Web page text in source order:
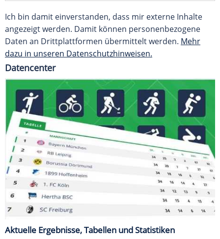
Ich bin damit einverstanden, dass mir externe Inhalte
angezeigt werden. Damit können personenbezogene
Daten an Drittplattformen übermittelt werden. Mehr
dazu in unseren Datenschutzhinweisen.
Datencenter
Aktuelle Ergebnisse, Tabellen und Statistiken